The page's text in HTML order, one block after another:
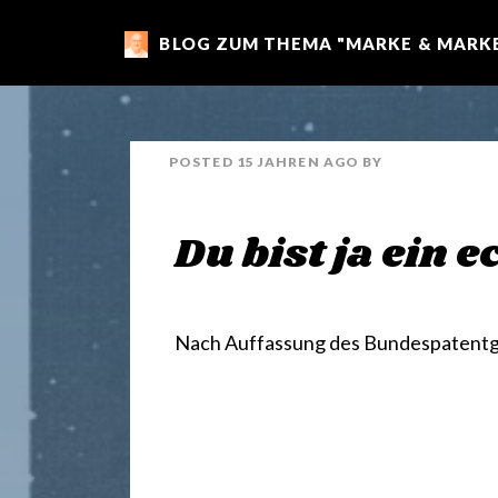
m
a
BLOG ZUM THEMA "MARKE &
POSTED 15 JAHREN AGO BY
Du bist ja ein
Nach Auffassung des